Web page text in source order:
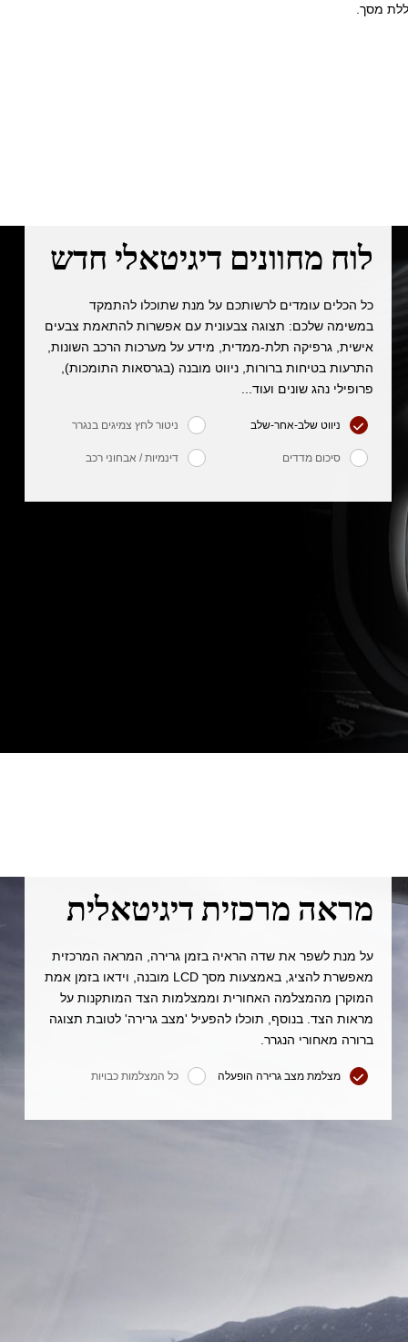
לוח מחוונים דיגיטאלי חדש
כל הכלים עומדים לרשותכם על מנת שתוכלו להתמקד
במשימה שלכם: תצוגה צבעונית עם אפשרות להתאמת צבעים
אישית, גרפיקה תלת-ממדית, מידע על מערכות הרכב השונות,
התרעות בטיחות ברורות, ניווט מובנה (בגרסאות התומכות),
פרופילי נהג שונים ועוד...
ניווט שלב-אחר-שלב ניטור לחץ צמיגים בנגרר
סיכום מדדים דינמיות / אבחוני רכב
מראה מרכזית דיגיטאלית
על מנת לשפר את שדה הראיה בזמן גרירה, המראה המרכזית
מאפשרת להציג, באמצעות מסך LCD מובנה, וידאו בזמן אמת
המוקרן מהמצלמה האחורית וממצלמות הצד המותקנות על
מראות הצד. בנוסף, תוכלו להפעיל 'מצב גרירה' לטובת תצוגה
ברורה מאחורי הנגרר.
מצלמת מצב גרירה הופעלה כל המצלמות כבויות